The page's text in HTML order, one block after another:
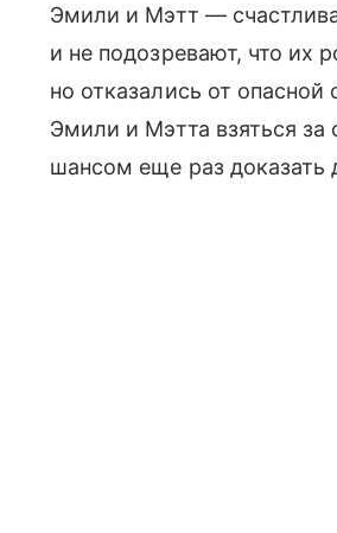
Эмили и Мэтт —
и не подозревают, что их
но отказались от
Эмили и Мэтта взяться
шансом еще раз доказать